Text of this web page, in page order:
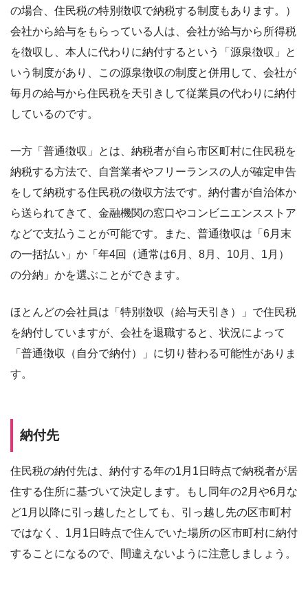
の場合、住民税の特別徴収で納税する制度もあります。）
会社から給与をもらっている人は、会社が給与から所得税
を徴収し、本人に代わりに納付するという「源泉徴収」と
いう制度があり、この源泉徴収の制度と併用して、会社が
毎月の給与から住民税を天引きして従業員の代わりに納付
しているのです。
一方「普通徴収」とは、納税者が自ら市区町村に住民税を
納税する方法で、自営業者やフリーランスの人が確定申告
をして納税する住民税の徴収方法です。納付書が自治体か
ら送られてきて、金融機関の窓口やコンビニエンスストア
などで支払うことが可能です。また、普通徴収は「6月末
の一括払い」か「年4回（通常は6月、8月、10月、1月）
の分納」かを選ぶことができます。
ほとんどの会社員は「特別徴収（給与天引き）」で住民税
を納付していますが、会社を退職すると、状況によって
「普通徴収（自分で納付）」に切り替わる可能性がありま
す。
納付先
住民税の納付先は、納付する年の1月1日時点で納税者が居
住する住所に基づいて決定します。もし同年の2月や6月な
ど1月以降に引っ越したとしても、引っ越し先の区市町村
ではなく、1月1日時点で住んでいた場所の区市町村に納付
することになるので、間違えないように注意しましょう。